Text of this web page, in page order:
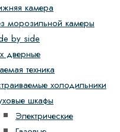
камера
морозильной камеры
by side
дверные
техника
холодильники
шкафы
Электрические